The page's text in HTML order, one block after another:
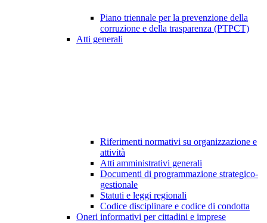
Piano triennale per la prevenzione della
corruzione e della trasparenza (PTPCT)
Atti generali
Riferimenti normativi su organizzazione e
attività
Atti amministrativi generali
Documenti di programmazione strategico-
gestionale
Statuti e leggi regionali
Codice disciplinare e codice di condotta
Oneri informativi per cittadini e imprese